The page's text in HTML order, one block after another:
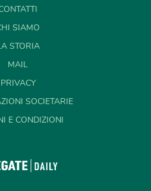
SIAMO
STORIA
MAIL
PRIVACY
SOCIETARIE
E CONDIZIONI